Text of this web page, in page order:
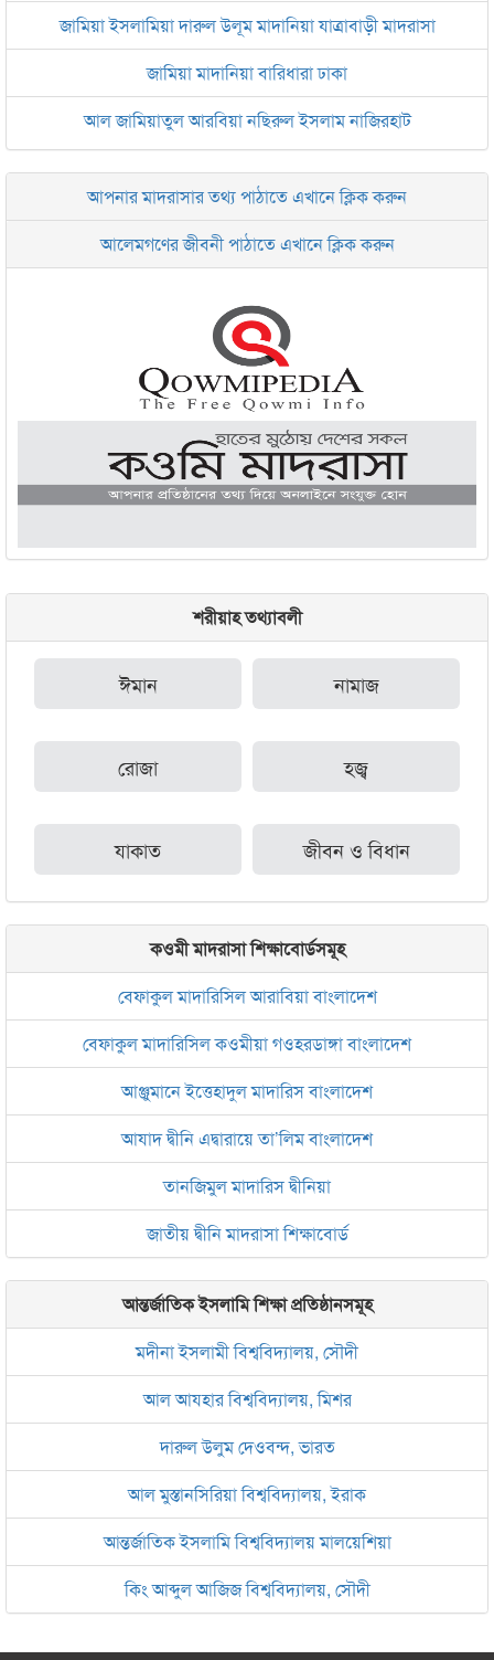
জামিয়া ইসলামিয়া দারুল উলূম মাদানিয়া যাত্রাবাড়ী মাদরাসা
জামিয়া মাদানিয়া বারিধারা ঢাকা
আল জামিয়াতুল আরবিয়া নছিরুল ইসলাম নাজিরহাট
জামেয়া দারুল মা‘আরিফ আল-ইসলামিয়া চট্টগ্রাম
ইসলামিক রিসার্চ সেন্টার বাংলাদেশ বসুন্ধরা
জামেয়া আরাবিয়া রহমানিয়া, ঢাকা
জামেয়া কুরআনিয়া লালবাগ ঢাকা
আপনার মাদরাসার তথ্য পাঠাতে এখানে ক্লিক করুন
আলেমগণের জীবনী পাঠাতে এখানে ক্লিক করুন
শরীয়াহ তথ্যাবলী
ঈমান নামাজ
রোজা হজ্ব
যাকাত জীবন ও বিধান
কওমী মাদরাসা শিক্ষাবোর্ডসমূহ
বেফাকুল মাদারিসিল আরাবিয়া বাংলাদেশ
বেফাকুল মাদারিসিল কওমীয়া গওহরডাঙ্গা বাংলাদেশ
আঞ্জুমানে ইত্তেহাদুল মাদারিস বাংলাদেশ
আযাদ দ্বীনি এদ্বারায়ে তা’লিম বাংলাদেশ
তানজিমুল মাদারিস দ্বীনিয়া
জাতীয় দ্বীনি মাদরাসা শিক্ষাবোর্ড
আন্তর্জাতিক ইসলামি শিক্ষা প্রতিষ্ঠানসমূহ
মদীনা ইসলামী বিশ্ববিদ্যালয়, সৌদী
আল আযহার বিশ্ববিদ্যালয়, মিশর
দারুল উলুম দেওবন্দ, ভারত
আল মুস্তানসিরিয়া বিশ্ববিদ্যালয়, ইরাক
আন্তর্জাতিক ইসলামি বিশ্ববিদ্যালয় মালয়েশিয়া
কিং আব্দুল আজিজ বিশ্ববিদ্যালয়, সৌদী